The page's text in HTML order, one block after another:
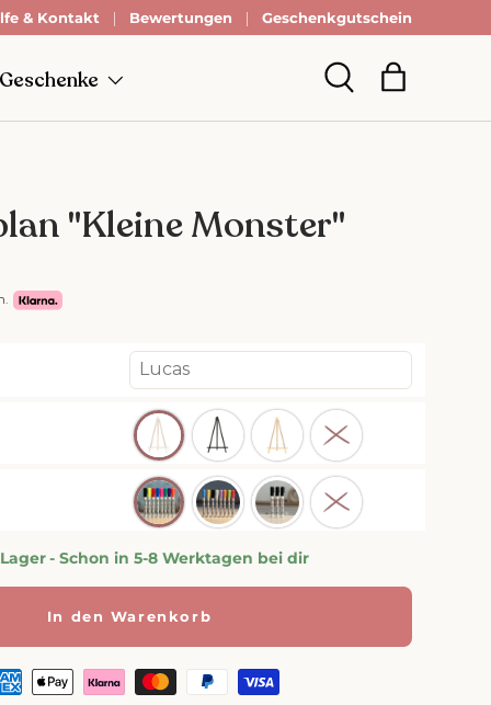
Versandin DE
& Kontakt Bewertungen Geschenkgutschein
Suche
"Kleine Monster"
- Schon in 5-8 Werktagen bei dir
In den Warenkorb